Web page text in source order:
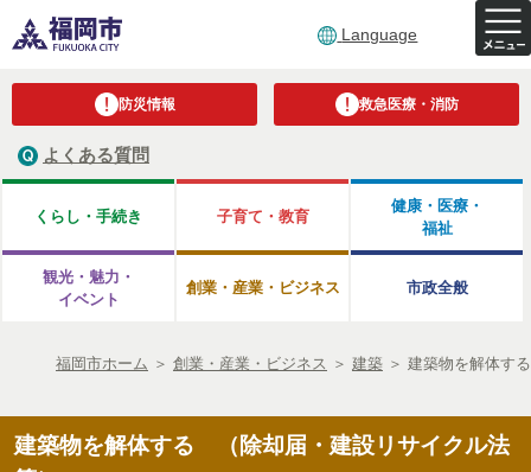
Language
防災情報 救急医療・消防
よくある質問
くらし・手続き 子育て・教育
健康・医療・
福祉
観光・魅力・
イベント
創業・産業・ビジネス 市政全般
福岡市ホーム ＞ 創業・産業・ビジネス ＞ 建築 ＞ 建築物を解体する
建築物を解体する （除却届・建設リサイクル法